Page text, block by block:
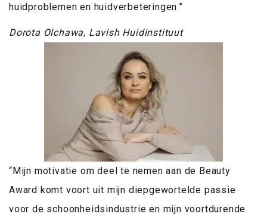
huidproblemen en huidverbeteringen.”
Dorota Olchawa, Lavish Huidinstituut
“Mijn motivatie om deel te nemen aan de Beauty
Award komt voort uit mijn diepgewortelde passie
voor de schoonheidsindustrie en mijn voortdurende